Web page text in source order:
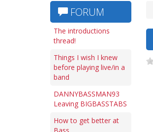
FORUM
The introductions
thread!
Things I wish I knew
before playing live/in a
band
DANNYBASSMAN93
Leaving BIGBASSTABS
How to get better at